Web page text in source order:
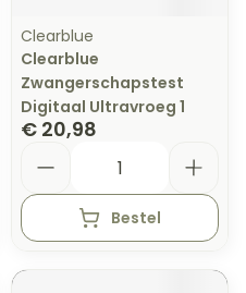
Clearblue
Clearblue
Zwangerschapstest
Digitaal Ultravroeg 1
€ 20,98
Bestel